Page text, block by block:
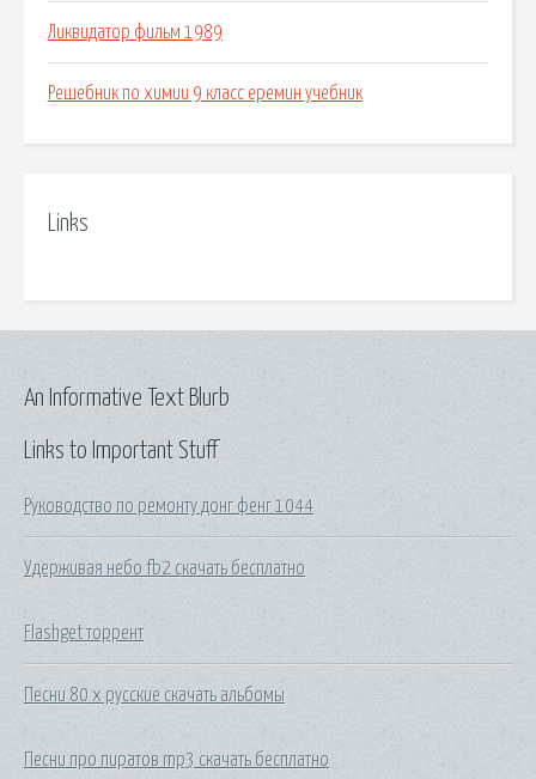
Ликвидатор фильм 1989
Решебник по химии 9 класс еремин учебник
Links
Links to Important Stuff
Руководство по ремонту донг фенг 1044
Удерживая небо fb2 скачать бесплатно
Flashget торрент
Песни 80 х русские скачать альбомы
Песни про пиратов mp3 скачать бесплатно
An Informative Text Blurb